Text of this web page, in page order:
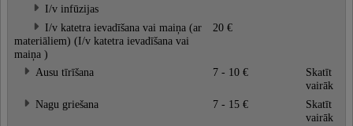
I/v infūzijas
I/v katetra ievadīšana vai maiņa (ar
materiāliem) (I/v katetra ievadīšana vai
maiņa )
20 €
Ausu tīrīšana 7 - 10 €
Skatīt
vairāk
Nagu griešana
7 - 15 €
Skatīt
vairāk